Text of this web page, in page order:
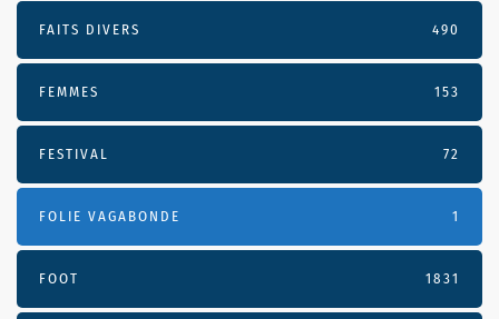
FAITS DIVERS 490
FEMMES 153
FESTIVAL 72
FOLIE VAGABONDE 1
FOOT 1831